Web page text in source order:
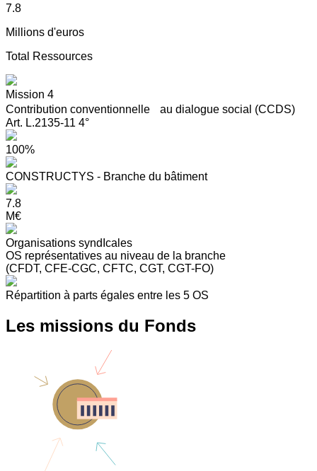
7.8
Millions d'euros
Total Ressources
Mission 4
Contribution conventionnelle au dialogue social (CCDS)
Art. L.2135-11 4°
100%
CONSTRUCTYS - Branche du bâtiment
7.8
M€
Organisations syndIcales
OS représentatives au niveau de la branche
(CFDT, CFE-CGC, CFTC, CGT, CGT-FO)
Répartition à parts égales entre les 5 OS
Les missions du Fonds